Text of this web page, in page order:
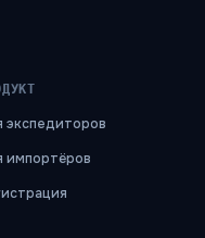
экспедиторов
импортёров